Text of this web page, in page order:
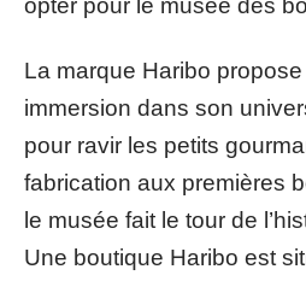
opter pour le musée des
La marque Haribo
immersion dans son
pour ravir les petits
fabrication aux premières
le musée fait le tour de
Une boutique Haribo est